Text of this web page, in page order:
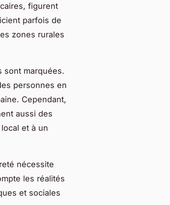
figurent
parfois de
zones rurales
sont marquées.
personnes en
Cependant,
aussi des
et à un
nécessite
les réalités
et sociales